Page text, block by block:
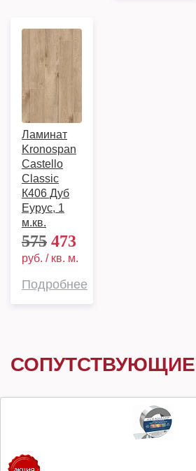
Ламинат
Kronospan
Castello
Classic
К406 Дуб
Еурус, 1
м.кв.
575 473
руб. / кв. м.
Подробнее